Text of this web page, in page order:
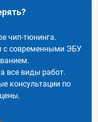
чип-тюнинга.
с современными ЭБУ
все виды работ.
консультации по